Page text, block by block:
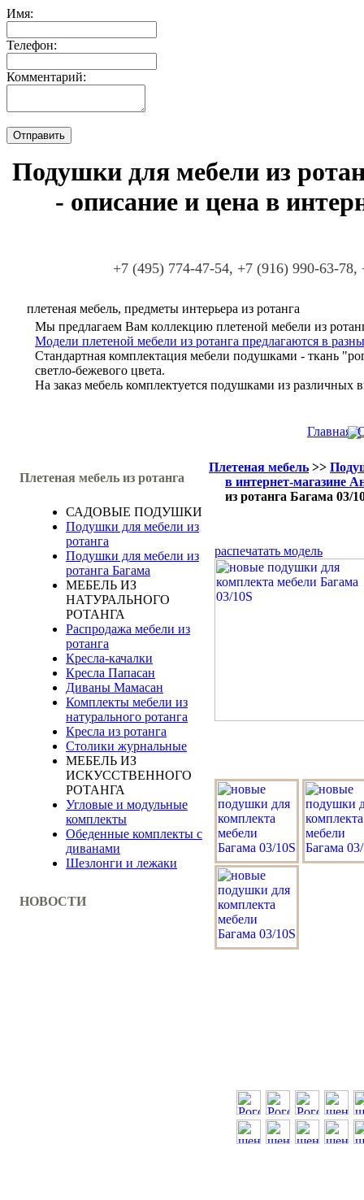
Имя:
Телефон:
Комментарий:
Подушки для мебели из
- описание и цена в
+7 (495) 774-47-54, +7 (916) 990-63-78,
плетеная мебель, предметы интерьера из ротанга
Мы предлагаем Вам коллекцию плетеной мебели из
Модели плетеной мебели из ротанга предлагаются в
Стандартная комплектация мебели подушками - ткань
светло-бежевого цвета.
На заказ мебель комплектуется подушками из различных
Главная
Плетеная мебель из ротанга
САДОВЫЕ ПОДУШКИ
Подушки для мебели из
ротанга
Подушки для мебели из
ротанга Багама
МЕБЕЛЬ ИЗ
НАТУРАЛЬНОГО
РОТАНГА
Распродажа мебели из
ротанга
Кресла-качалки
Кресла Папасан
Диваны Мамасан
Комплекты мебели из
натурального ротанга
Кресла из ротанга
Столики журнальные
МЕБЕЛЬ ИЗ
ИСКУССТВЕННОГО
РОТАНГА
Угловые и модульные
комплекты
Обеденные комплекты с
диванами
Шезлонги и лежаки
НОВОСТИ
Плетеная мебель >>
в интернет-магазине
из ротанга Багама 03/
распечатать модель